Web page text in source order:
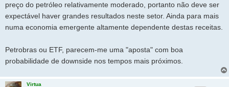
preço do petróleo relativamente moderado, portanto não deve ser
expectável haver grandes resultados neste setor. Ainda para mais
numa economia emergente altamente dependente destas receitas.
Petrobras ou ETF, parecem-me uma "aposta" com boa
probabilidade de downside nos tempos mais próximos.
Virtua